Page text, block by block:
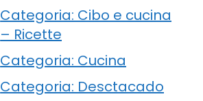
Categoria: Cibo e cucina
– Ricette
Categoria: Cucina
Categoria: Desctacado